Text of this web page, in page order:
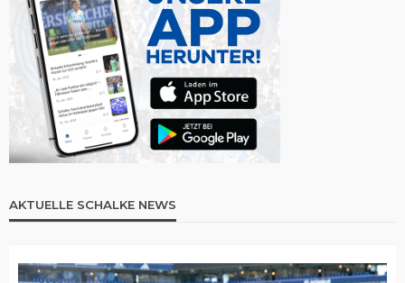
AKTUELLE SCHALKE NEWS